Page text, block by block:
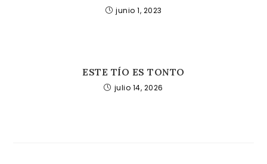
junio 1, 2023
ESTE TÍO ES TONTO
julio 14, 2026